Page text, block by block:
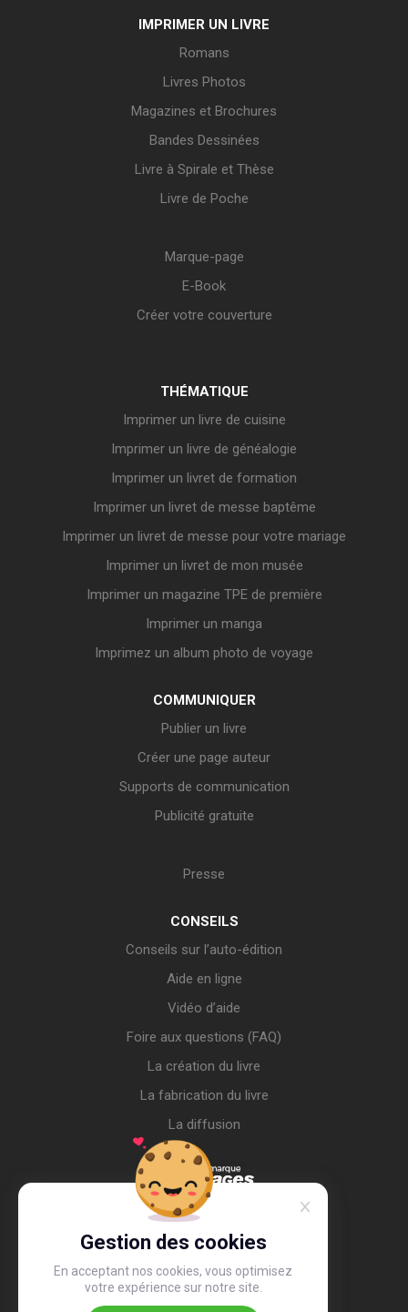
Gestion des cookies
En acceptant nos cookies, vous optimisez
votre expérience sur notre site.
IMPRIMER UN LIVRE
Romans
Livres Photos
Magazines et Brochures
Bandes Dessinées
Livre à Spirale et Thèse
Livre de Poche
Marque-page
E-Book
Créer votre couverture
THÉMATIQUE
Imprimer un livre de cuisine
Imprimer un livre de généalogie
Imprimer un livret de formation
Imprimer un livret de messe baptême
Imprimer un livret de messe pour votre mariage
Imprimer un livret de mon musée
Imprimer un magazine TPE de première
Imprimer un manga
Imprimez un album photo de voyage
COMMUNIQUER
Publier un livre
Créer une page auteur
Supports de communication
Publicité gratuite
Presse
CONSEILS
Conseils sur l’auto-édition
Aide en ligne
Vidéo d’aide
Foire aux questions (FAQ)
La création du livre
La fabrication du livre
La diffusion